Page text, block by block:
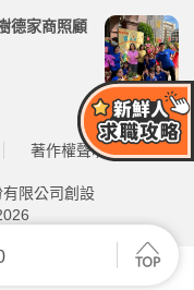
德家商照顧
著作權聲明
限公司創設